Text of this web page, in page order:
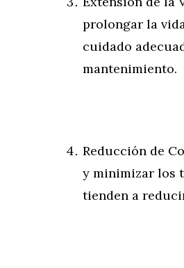
prolongar la
cuidado
mantenimiento.
Reducción de
y minimizar los
tienden a